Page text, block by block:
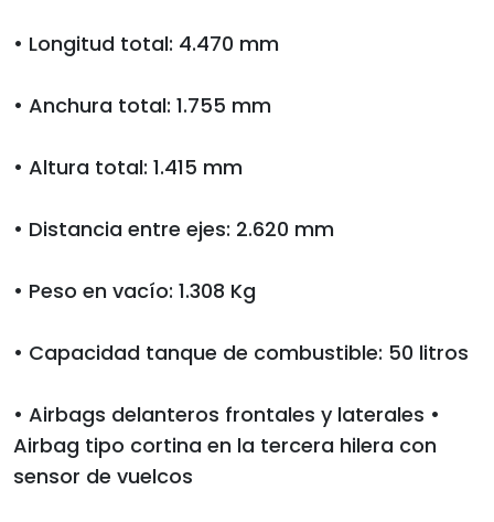
• Longitud total: 4.470 mm
• Anchura total: 1.755 mm
• Altura total: 1.415 mm
• Distancia entre ejes: 2.620 mm
• Peso en vacío: 1.308 Kg
• Capacidad tanque de combustible: 50 litros
• Airbags delanteros frontales y laterales •
Airbag tipo cortina en la tercera hilera con
sensor de vuelcos